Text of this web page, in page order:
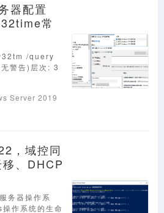
器配置
常
/query
警告)层次: 3
Server 2019
，域控同
、DHCP
务器操作系
作系统的生命